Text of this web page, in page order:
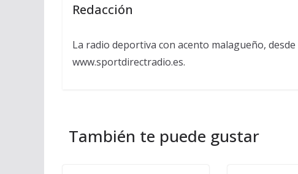
Redacción
La radio deportiva con acento malagueño,
www.sportdirectradio.es.
También te puede gustar